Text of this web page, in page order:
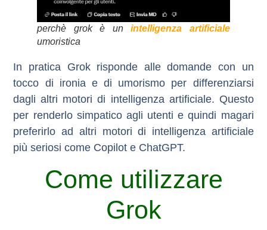
perchè grok è unintelligenza artificiale
umoristica
In pratica Grok risponde alle domande con un
tocco di ironia e di umorismo per differenziarsi
dagli altri motori di intelligenza artificiale. Questo
per renderlo simpatico agli utenti e quindi magari
preferirlo ad altri motori di intelligenza artificiale
più seriosi come Copilot e ChatGPT.
Come utilizzare
Grok